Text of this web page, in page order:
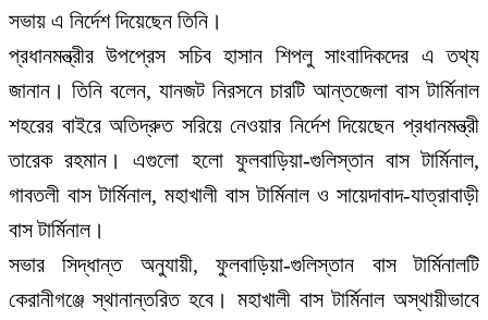
সভায় এ নির্দেশ দিয়েছেন তিনি।
প্রধানমন্ত্রীর উপপ্রেস সচিব হাসান শিপলু সাংবাদিকদের এ তথ্য
জানান। তিনি বলেন, যানজট নিরসনে চারটি আন্তজেলা বাস টার্মিনাল
শহরের বাইরে অতিদ্রুত সরিয়ে নেওয়ার নির্দেশ দিয়েছেন প্রধানমন্ত্রী
তারেক রহমান। এগুলো হলো ফুলবাড়িয়া-গুলিস্তান বাস টার্মিনাল,
গাবতলী বাস টার্মিনাল, মহাখালী বাস টার্মিনাল ও সায়েদাবাদ-যাত্রাবাড়ী
বাস টার্মিনাল।
সভার সিদ্ধান্ত অনুযায়ী, ফুলবাড়িয়া-গুলিস্তান বাস টার্মিনালটি
কেরানীগঞ্জে স্থানান্তরিত হবে। মহাখালী বাস টার্মিনাল অস্থায়ীভাবে